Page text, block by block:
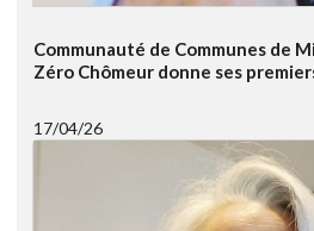
Communauté de Communes de
Zéro Chômeur donne ses
17/04/26